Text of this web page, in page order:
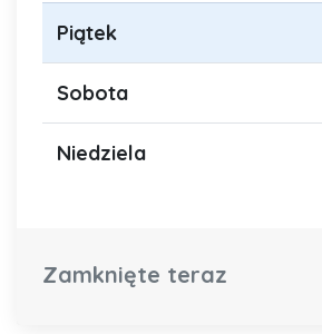
Piątek
Sobota
Niedziela
Zamknięte teraz